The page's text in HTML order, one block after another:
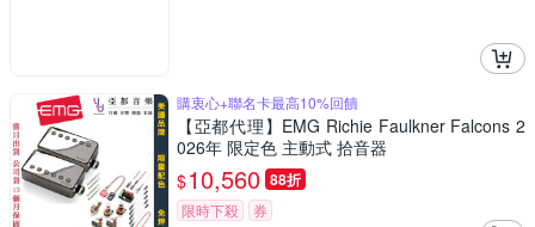
購衷心+聯名卡最高10%回饋
【亞都代理】EMG Richie Faulkner Falcons 2
026年 限定色 主動式 拾音器
$10,560 88折
限時下殺 券